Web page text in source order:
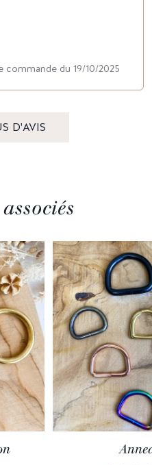
commande du 19/10/2025
D'AVIS